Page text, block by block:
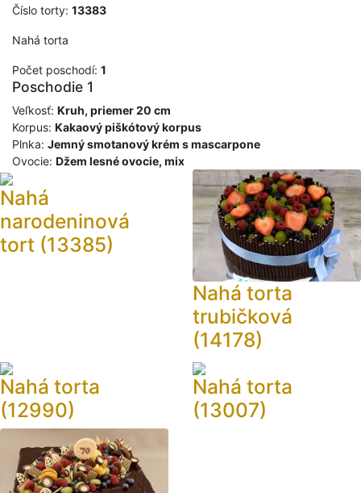
Číslo torty: 13383
Nahá torta
Počet poschodí: 1
Poschodie 1
Veľkosť: Kruh, priemer 20 cm
Korpus: Kakaový piškótový korpus
Plnka: Jemný smotanový krém s mascarpone
Ovocie: Džem lesné ovocie, mix
Nahá
narodeninová
tort (13385)
Nahá torta
trubičková
(14178)
Nahá torta
(12990)
Nahá torta
(13007)